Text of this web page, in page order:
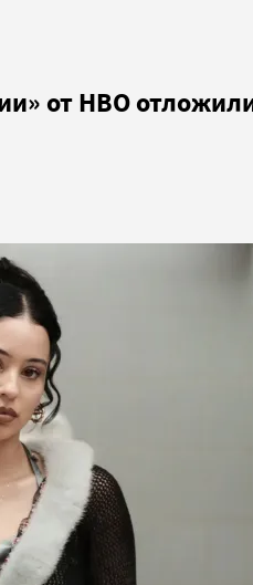
от HBO